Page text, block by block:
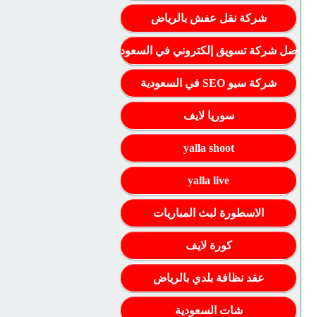
شركة نقل عفش بالرياض
أفضل شركة تسويق إلكتروني في السعودية
شركة سيو SEO في السعودية
سوريا لايف
yalla shoot
yalla live
الاسطورة لبث المباريات
كورة لايف
عقد نظافة بلدي بالرياض
شات السعودية